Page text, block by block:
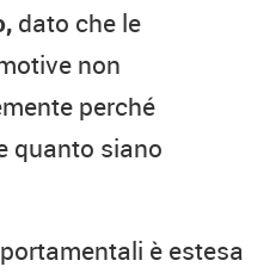
dato che le
non
perché
quanto siano
è estesa